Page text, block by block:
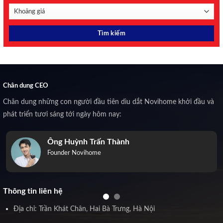
Chân dung CEO
Chân dung những con người đầu tiên dìu dắt Novihome khởi đầu và
phát triển tươi sáng tới ngày hôm nay:
Ông Huỳnh Trấn Thành
Founder Novihome
Thông tin liên hệ
Địa chỉ: Trần Khát Chân, Hai Bà Trưng, Hà Nội